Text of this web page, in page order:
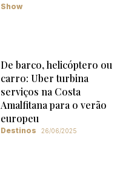
Show
De barco, helicóptero ou
carro: Uber turbina
serviços na Costa
Amalfitana para o verão
europeu
Destinos 26/06/2025